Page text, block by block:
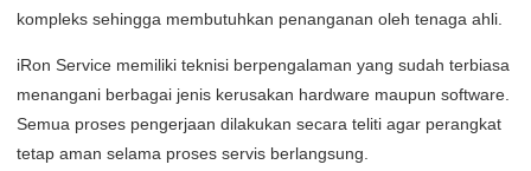
kompleks sehingga membutuhkan penanganan oleh tenaga ahli.
iRon Service memiliki teknisi berpengalaman yang sudah terbiasa
menangani berbagai jenis kerusakan hardware maupun software.
Semua proses pengerjaan dilakukan secara teliti agar perangkat
tetap aman selama proses servis berlangsung.